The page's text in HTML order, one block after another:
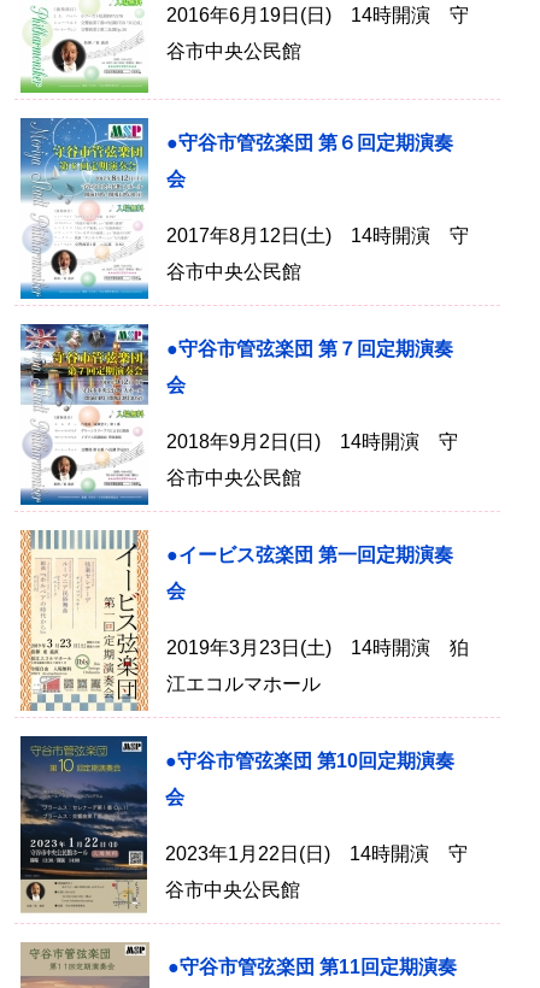
2016年6月19日(日) 14時開演 守
谷市中央公民館
●守谷市管弦楽団 第６回定期演奏
会
2017年8月12日(土) 14時開演 守
谷市中央公民館
●守谷市管弦楽団 第７回定期演奏
会
2018年9月2日(日) 14時開演 守
谷市中央公民館
●イービス弦楽団 第一回定期演奏
会
2019年3月23日(土) 14時開演 狛
江エコルマホール
●守谷市管弦楽団 第10回定期演奏
会
2023年1月22日(日) 14時開演 守
谷市中央公民館
●守谷市管弦楽団 第11回定期演奏